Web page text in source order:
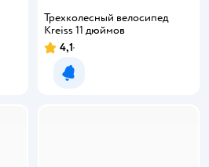
Трехколесный велосипед
Kreiss 11 дюймов
4,1
Уведомить о появлении